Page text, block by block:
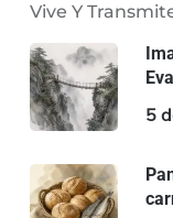
Vive Y
5